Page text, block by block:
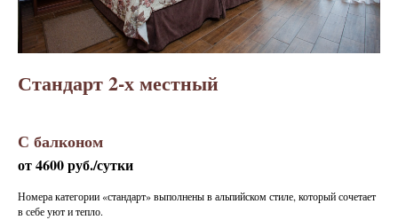
Стандарт 2-х местный
С балконом
от 4600 руб./сутки
Номера категории «стандарт» выполнены в альпийском стиле, который сочетает
в себе уют и тепло.